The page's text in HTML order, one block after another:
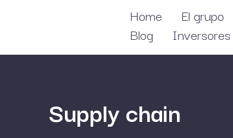
Home El grupo
Blog
Inversores
Supply chain